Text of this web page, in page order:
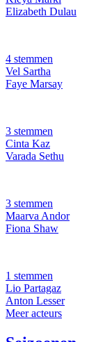
Elizabeth Dulau
4 stemmen
Vel Sartha
Faye Marsay
3 stemmen
Cinta Kaz
Varada Sethu
3 stemmen
Maarva Andor
Fiona Shaw
1 stemmen
Lio Partagaz
Anton Lesser
Meer acteurs